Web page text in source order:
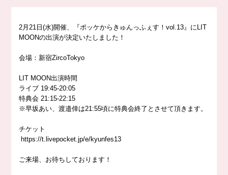
2月21日(水)開催、『ポッケからきゅんっふぇす！vol.13』にLIT
MOONの出演が決定いたしました！
会場：新宿ZircoTokyo
LIT MOON出演時間
ライブ 19:45-20:05
特典会 21:15-22:15
※早坂あい、渡邉倖は21:55頃に特典会終了とさせて頂きます。
チケット
https://t.livepocket.jp/e/kyunfes13
ご来場、お待ちしております！